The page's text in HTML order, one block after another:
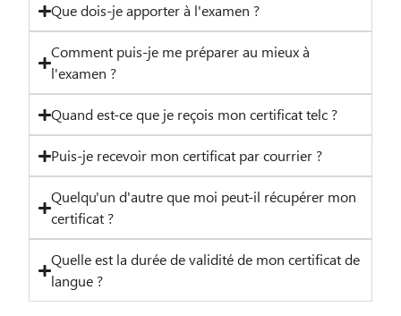
Que dois-je apporter à l'examen ?
Comment puis-je me préparer au mieux à
l'examen ?
Quand est-ce que je reçois mon certificat telc ?
Puis-je recevoir mon certificat par courrier ?
Quelqu'un d'autre que moi peut-il récupérer mon
certificat ?
Quelle est la durée de validité de mon certificat de
langue ?